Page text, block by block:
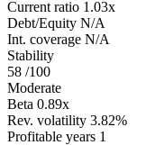
Current ratio 1.03x
Debt/Equity N/A
Int. coverage N/A
Stability
58 /100
Moderate
Beta 0.89x
Rev. volatility 3.82%
Profitable years 1